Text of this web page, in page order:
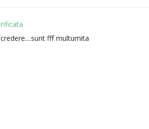
fff multumita